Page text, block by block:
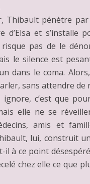
Thibault pénètre
d’Elsa et s’installe
pas de le
le silence est
dans le coma.
sans attendre de
ignore, c’est que
elle ne se
amis et
lui, construit
il à ce point
chez elle ce que